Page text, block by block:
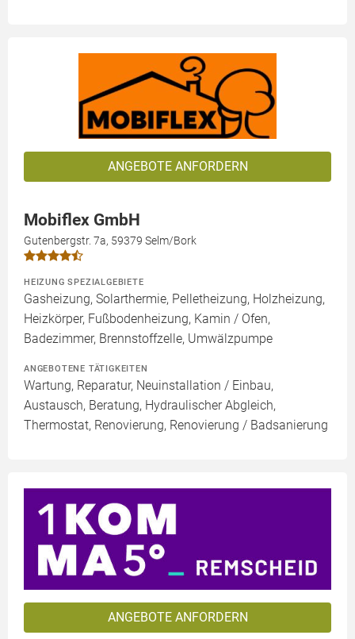
ANGEBOTE ANFORDERN
Mobiflex GmbH
Gutenbergstr. 7a, 59379 Selm/Bork
HEIZUNG SPEZIALGEBIETE
Gasheizung, Solarthermie, Pelletheizung, Holzheizung,
Heizkörper, Fußbodenheizung, Kamin / Ofen,
Badezimmer, Brennstoffzelle, Umwälzpumpe
ANGEBOTENE TÄTIGKEITEN
Wartung, Reparatur, Neuinstallation / Einbau,
Austausch, Beratung, Hydraulischer Abgleich,
Thermostat, Renovierung, Renovierung / Badsanierung
ANGEBOTE ANFORDERN